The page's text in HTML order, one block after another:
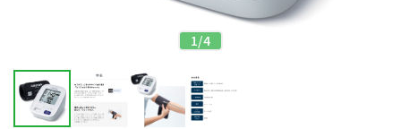
1/4